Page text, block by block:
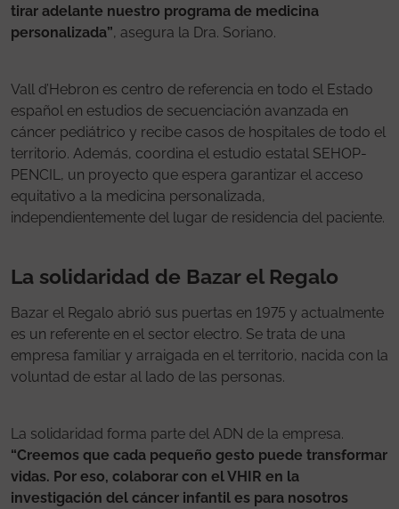
tirar adelante nuestro programa de medicina
personalizada”, asegura la Dra. Soriano.
Vall d’Hebron es centro de referencia en todo el Estado
español en estudios de secuenciación avanzada en
cáncer pediátrico y recibe casos de hospitales de todo el
territorio. Además, coordina el estudio estatal SEHOP-
PENCIL, un proyecto que espera garantizar el acceso
equitativo a la medicina personalizada,
independientemente del lugar de residencia del paciente.
La solidaridad de Bazar el Regalo
Bazar el Regalo abrió sus puertas en 1975 y actualmente
es un referente en el sector electro. Se trata de una
empresa familiar y arraigada en el territorio, nacida con la
voluntad de estar al lado de las personas.
La solidaridad forma parte del ADN de la empresa.
“Creemos que cada pequeño gesto puede transformar
vidas. Por eso, colaborar con el VHIR en la
investigación del cáncer infantil es para nosotros